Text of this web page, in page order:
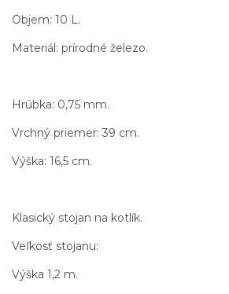
Objem: 10 L.
Materiál: prírodné železo.
Hrúbka: 0,75 mm.
Vrchný priemer: 39 cm.
Výška: 16,5 cm.
Klasický stojan na kotlík.
Veľkosť stojanu:
Výška 1,2 m.